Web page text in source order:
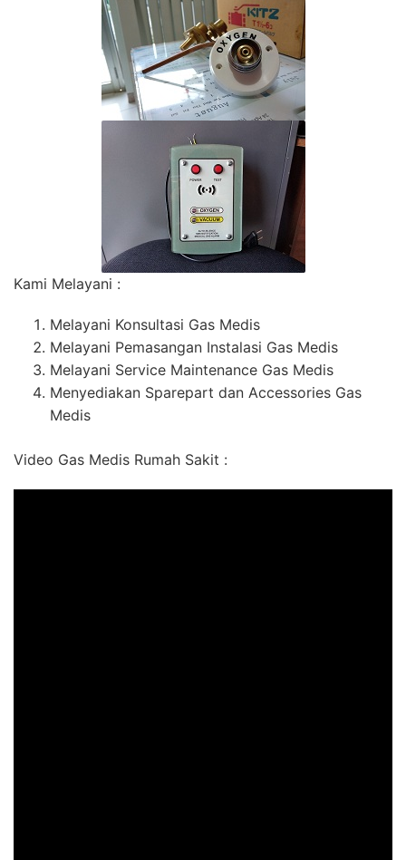
Kami Melayani :
Melayani Konsultasi Gas Medis
Melayani Pemasangan Instalasi Gas Medis
Melayani Service Maintenance Gas Medis
Menyediakan Sparepart dan Accessories Gas
Medis
Video Gas Medis Rumah Sakit :